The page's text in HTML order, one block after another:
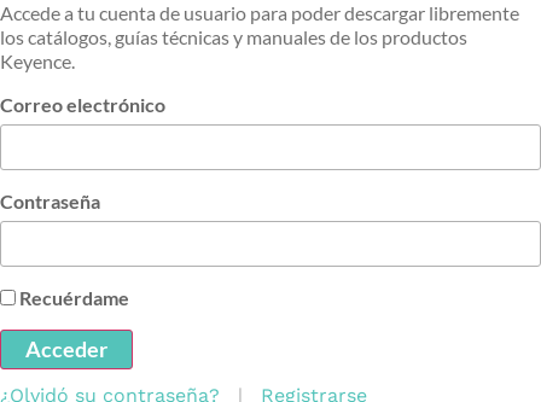
Accede a tu cuenta de usuario para poder descargar libremente
los catálogos, guías técnicas y manuales de los productos
Keyence.
Correo electrónico
Contraseña
Recuérdame
Acceder
¿Olvidó su contraseña? Registrarse